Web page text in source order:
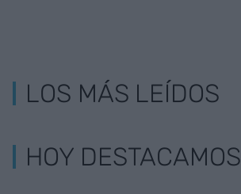
LOS MÁS LEÍDOS
HOY DESTACAMOS